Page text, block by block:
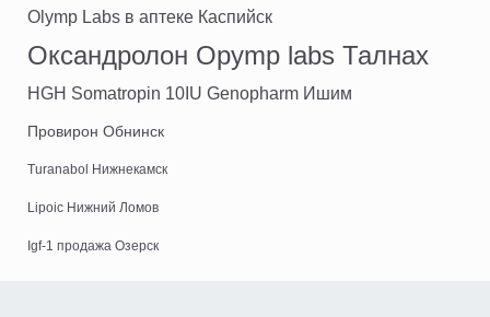
Olymp Labs в аптеке Каспийск
Оксандролон Opymp labs Талнах
HGH Somatropin 10IU Genopharm Ишим
Провирон Обнинск
Turanabol Нижнекамск
Lipoic Нижний Ломов
Igf-1 продажа Озерск